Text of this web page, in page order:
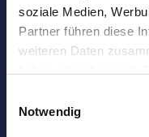
soziale Medien,
Partner führen diese
weiteren Daten
Notwendig